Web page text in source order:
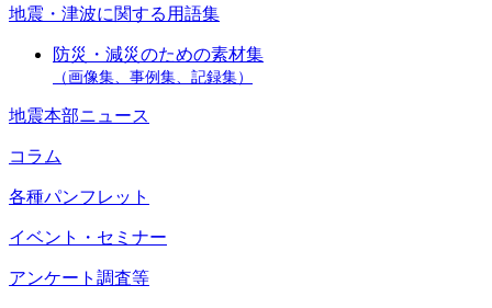
地震・津波に関する用語集
防災・減災のための素材集
（画像集、事例集、記録集）
地震本部ニュース
コラム
各種パンフレット
イベント・セミナー
アンケート調査等